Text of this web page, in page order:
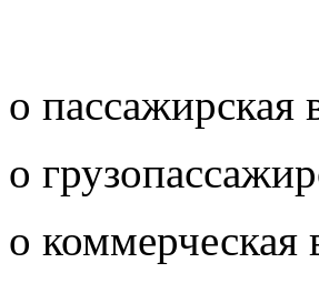
o пассажирская
o
o коммерческая